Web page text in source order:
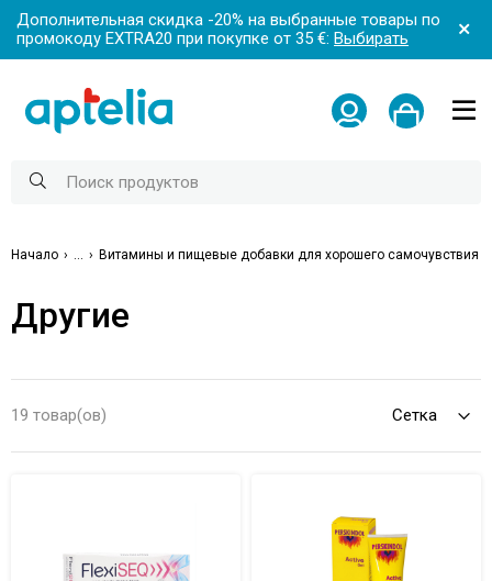
Дополнительная скидка -20% на выбранные товары по
промокоду EXTRA20 при покупке от 35 €: Выбирать
Начало Витамины и пищевые добавки для хорошего самочувствия
Другие
19 товар(ов)